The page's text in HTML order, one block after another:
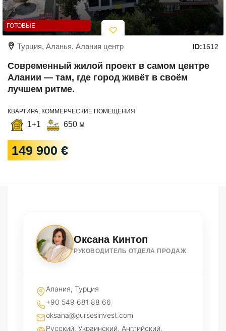
ГОТОВЫЕ
Турция, Аланья, Алания центр ID:1612
Современный жилой проект в самом центре
Алании — там, где город живёт в своём
лучшем ритме.
КВАРТИРА, КОММЕРЧЕСКИЕ ПОМЕЩЕНИЯ
1+1 650 м
149 900 €
Оксана Кинтоп
РУКОВОДИТЕЛЬ ОТДЕЛА ПРОДАЖ
Алания, Турция
+90 549 681 88 66
oksana@gursesinvest.com
Русский, Украинский, Английский,